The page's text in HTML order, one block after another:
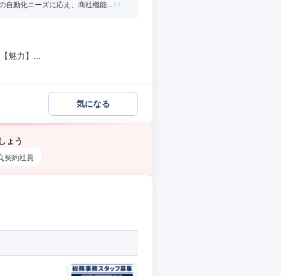
自動化ニーズに応え、商社機能...
魅力】...
気になる
ょう
契約社員